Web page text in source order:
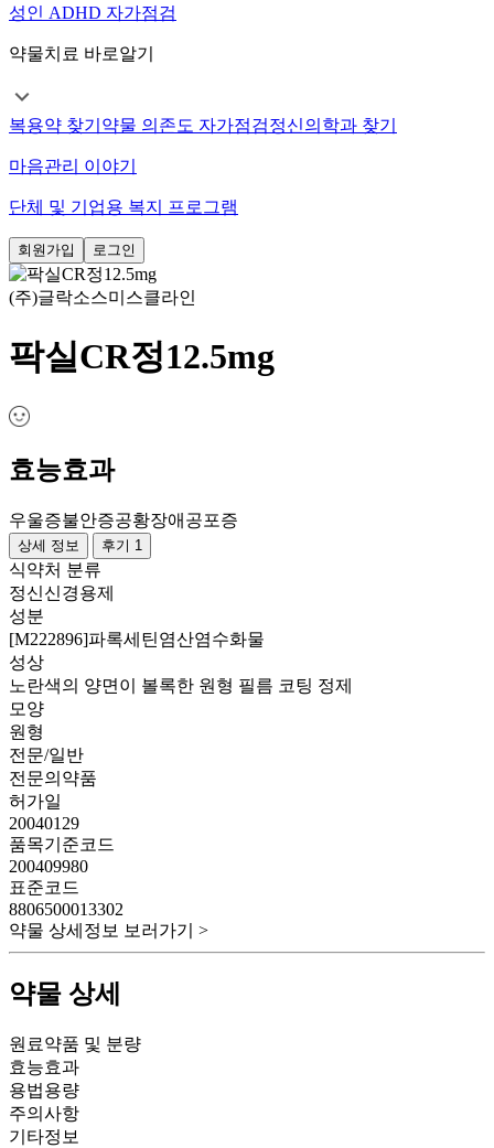
성인 ADHD 자가점검
약물치료 바로알기
복용약 찾기 약물 의존도 자가점검정신의학과 찾기
마음관리 이야기
단체 및 기업용 복지 프로그램
회원가입 로그인
(주)글락소스미스클라인
팍실CR정12.5mg
효능효과
우울증불안증공황장애 공포증
상세 정보 후기 1
식약처 분류
정신신경용제
성분
[M222896]파록세틴염산염수화물
성상
노란색의 양면이 볼록한 원형 필름 코팅 정제
모양
원형
전문/일반
전문의약품
허가일
20040129
품목기준코드
200409980
표준코드
8806500013302
약물 상세정보 보러가기 >
약물 상세
원료약품 및 분량
효능효과
용법용량
주의사항
기타정보